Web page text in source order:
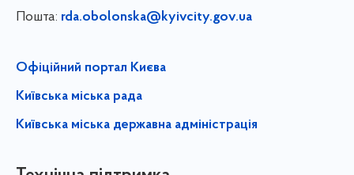
Пошта: rda.obolonska@kyivcity.gov.ua
Офіційний портал Києва
Київська міська рада
Київська міська державна адміністрація